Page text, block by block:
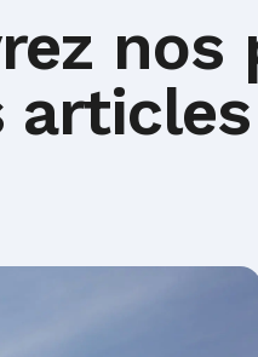
nos
articles